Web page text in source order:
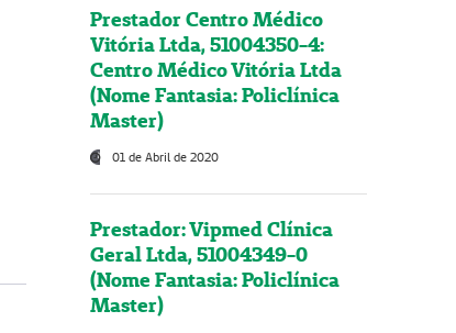
Prestador Centro Médico
Vitória Ltda, 51004350-4:
Centro Médico Vitória Ltda
(Nome Fantasia: Policlínica
Master)
01 de Abril de 2020
Prestador: Vipmed Clínica
Geral Ltda, 51004349-0
(Nome Fantasia: Policlínica
Master)